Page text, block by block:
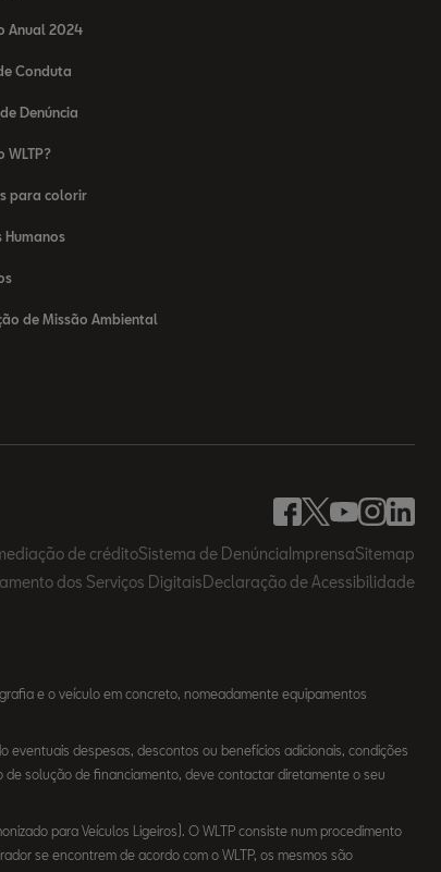
Anual 2024
Conduta
Denúncia
WLTP?
para colorir
Humanos
de Missão Ambiental
de créditoSistema de Denúncia ImprensaSitemap
dos Serviços DigitaisDeclaração de Acessibilidade
e o veículo em concreto, nomeadamente equipamentos
eventuais despesas, descontos ou benefícios adicionais, condições
solução de financiamento, deve contactar diretamente o seu
para Veículos Ligeiros). O WLTP consiste num procedimento
se encontrem de acordo com o WLTP, os mesmos são